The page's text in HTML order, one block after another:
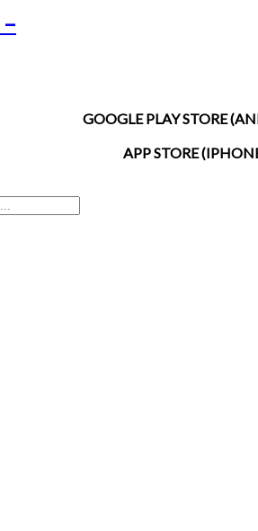
–
GOOGLE PLAY STORE
APP STORE